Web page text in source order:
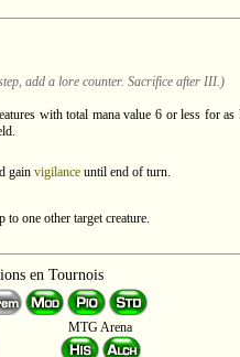
add a lore counter. Sacrifice after III.)
with total mana value 6 or less for as
gain vigilance until end of turn.
to one other target creature.
en Tournois
MTG Arena